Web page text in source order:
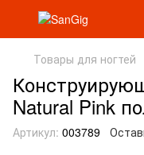
Товары для ногтей
Natural Pink
Артикул: 003789